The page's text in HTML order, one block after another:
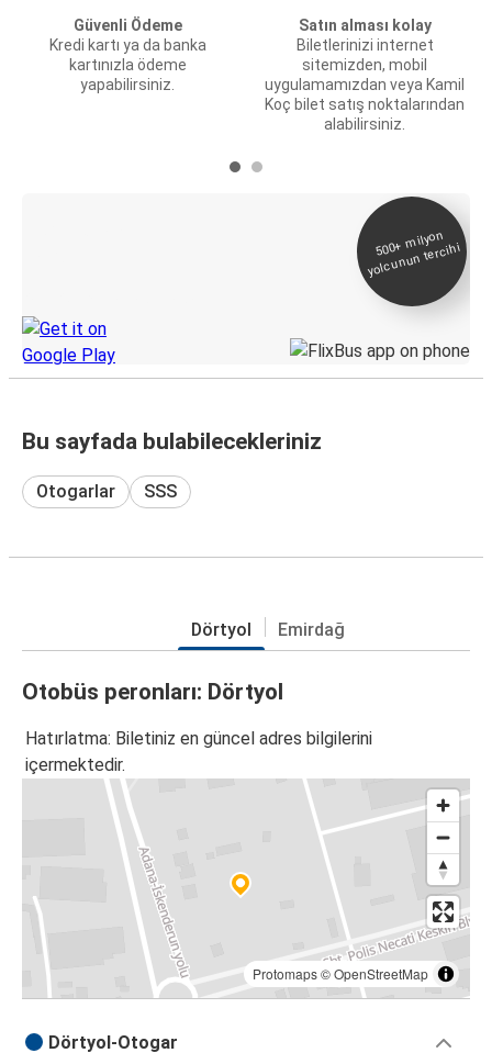
Güvenli Ödeme
Kredi kartı ya da banka
kartınızla ödeme
yapabilirsiniz.
Satın alması kolay
Biletlerinizi internet
sitemizden, mobil
uygulamamızdan veya Kamil
Koç bilet satış noktalarından
alabilirsiniz.
500+
milyon
yolcunun tercihi
Bu sayfada bulabilecekleriniz
Otogarlar SSS
Dörtyol Emirdağ
Otobüs peronları: Dörtyol
Hatırlatma: Biletiniz en güncel adres bilgilerini
içermektedir.
Protomaps©OpenStreetMap
Dörtyol-Otogar